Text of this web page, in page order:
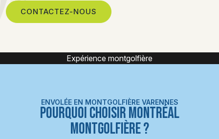
CONTACTEZ-NOUS
Montgolfière
ENVOLÉE EN MONTGOLFIÈRE VARENNES
POURQUOI CHOISIR MONTRÉAL
MONTGOLFIÈRE ?